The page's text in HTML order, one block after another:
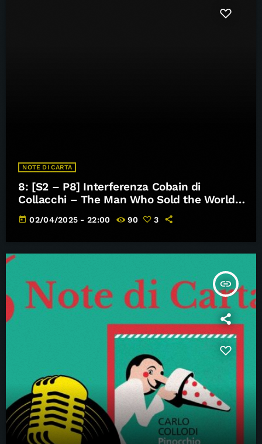
NOTE DI CARTA
8: [S2 – P8] Interferenza Cobain di
Collacchi – The Man Who Sold the World
dei Nirvana – Note di Carta
today 02/04/2025 - 22:00 90 3
insert_link